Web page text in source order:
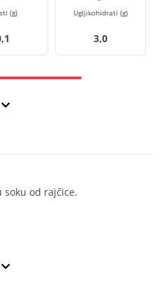
(g) Ugljikohidrati (g)
3,0
soku od rajčice.